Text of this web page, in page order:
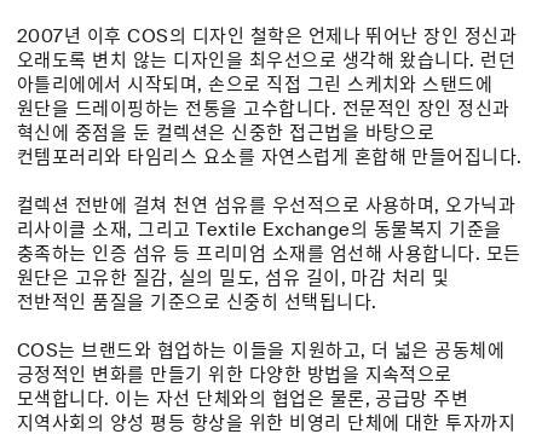
2007년 이후 COS의 디자인 철학은 언제나 뛰어난 장인 정신과
오래도록 변치 않는 디자인을 최우선으로 생각해 왔습니다. 런던
아틀리에에서 시작되며, 손으로 직접 그린 스케치와 스탠드에
원단을 드레이핑하는 전통을 고수합니다. 전문적인 장인 정신과
혁신에 중점을 둔 컬렉션은 신중한 접근법을 바탕으로
컨템포러리와 타임리스 요소를 자연스럽게 혼합해 만들어집니다.
컬렉션 전반에 걸쳐 천연 섬유를 우선적으로 사용하며, 오가닉과
리사이클 소재, 그리고 Textile Exchange의 동물복지 기준을
충족하는 인증 섬유 등 프리미엄 소재를 엄선해 사용합니다. 모든
원단은 고유한 질감, 실의 밀도, 섬유 길이, 마감 처리 및
전반적인 품질을 기준으로 신중히 선택됩니다.
COS는 브랜드와 협업하는 이들을 지원하고, 더 넓은 공동체에
긍정적인 변화를 만들기 위한 다양한 방법을 지속적으로
모색합니다. 이는 자선 단체와의 협업은 물론, 공급망 주변
지역사회의 양성 평등 향상을 위한 비영리 단체에 대한 투자까지